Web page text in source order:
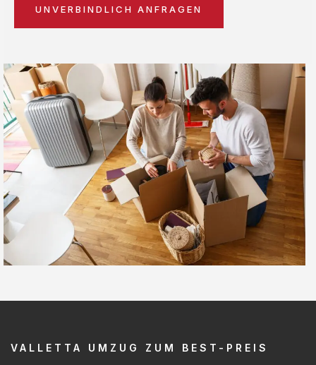
UNVERBINDLICH ANFRAGEN
VALLETTA UMZUG ZUM BEST-PREIS